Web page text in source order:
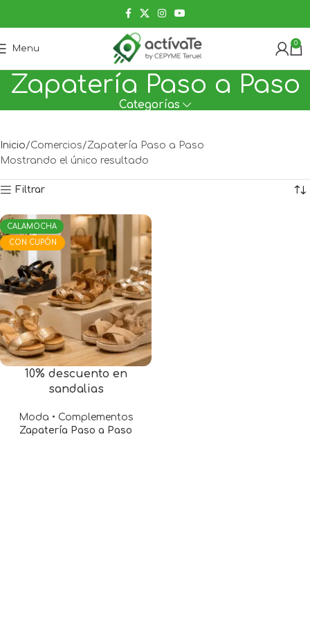
Menu
0
Zapatería Paso a Paso
Categorías
Inicio Comercios Zapatería Paso a Paso
Mostrando el único resultado
Filtrar
CALAMOCHA
CON CUPÓN
10% descuento en
sandalias
Moda • Complementos
Zapatería Paso a Paso